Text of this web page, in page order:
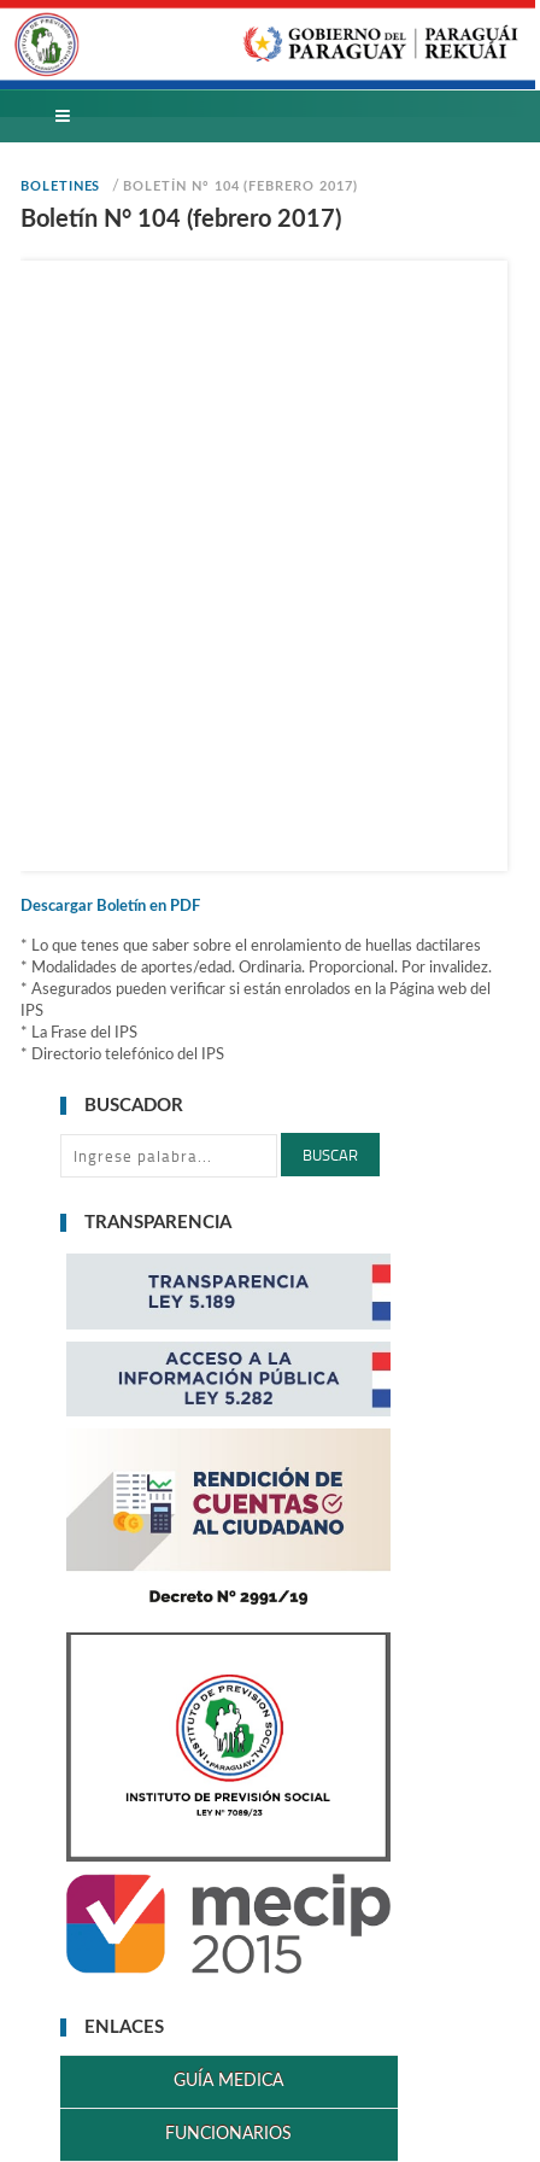
BOLETINES / BOLETÍN N° 104 (FEBRERO 2017)
Boletín N° 104 (febrero 2017)
Descargar Boletín en PDF
* Lo que tenes que saber sobre el enrolamiento de huellas dactilares
* Modalidades de aportes/edad. Ordinaria. Proporcional. Por invalidez.
* Asegurados pueden verificar si están enrolados en la Página web del
IPS
* La Frase del IPS
* Directorio telefónico del IPS
BUSCADOR
BUSCAR
TRANSPARENCIA
ENLACES
GUÍA MEDICA
FUNCIONARIOS